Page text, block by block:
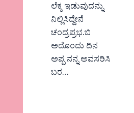
ಲೆಕ್ಕ ಇಡುವುದನ್ನು
ನಿಲ್ಲಿಸಿದ್ದೇನೆ
ಚಂದ್ರಪ್ರಭ.ಬಿ
ಅದೊಂದು ದಿನ
ಅಪ್ಪ ನನ್ನ ಅವಸರಿಸಿ
ಬರ…